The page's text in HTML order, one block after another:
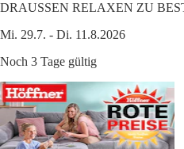
DRAUSSEN RELAXEN ZU
Mi. 29.7. - Di. 11.8.2026
Noch 3 Tage gültig